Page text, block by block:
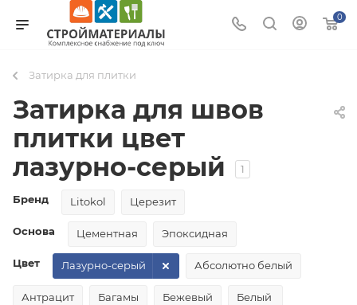
0
Затирка для плитки
Затирка для швов
плитки цвет
лазурно-серый
1
Бренд Litokol Церезит
Основа Цементная Эпоксидная
Цвет Абсолютно белый
Антрацит Багамы Бежевый Белый
Лазурно-серый